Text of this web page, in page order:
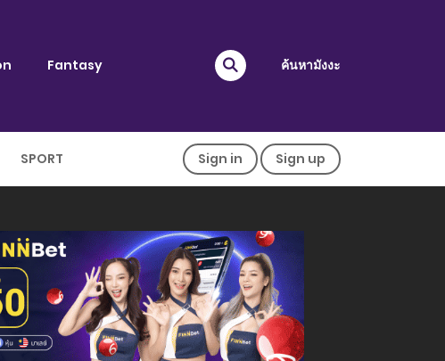
Fantasy ค้นหามังงะ
SPORT Sign in Sign up